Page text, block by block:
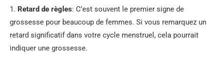
1. Retard de règles: C’est souvent le premier signe de
grossesse pour beaucoup de femmes. Si vous remarquez un
retard significatif dans votre cycle menstruel, cela pourrait
indiquer une grossesse.